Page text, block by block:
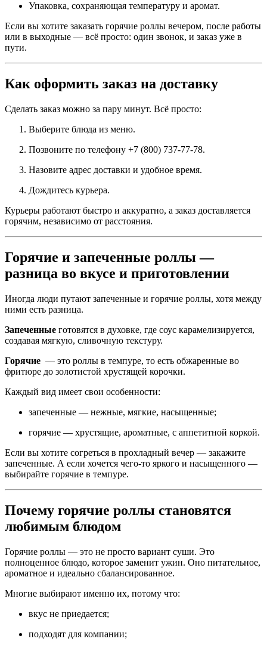
Упаковка, сохраняющая температуру и аромат.
Если вы хотите заказать горячие роллы вечером, после работы
или в выходные — всё просто: один звонок, и заказ уже в
пути.
Как оформить заказ на доставку
Сделать заказ можно за пару минут. Всё просто:
Выберите блюда из меню.
Позвоните по телефону +7 (800) 737-77-78.
Назовите адрес доставки и удобное время.
Дождитесь курьера.
Курьеры работают быстро и аккуратно, а заказ доставляется
горячим, независимо от расстояния.
Горячие и запеченные роллы —
разница во вкусе и приготовлении
Иногда люди путают запеченные и горячие роллы, хотя между
ними есть разница.
Запеченные готовятся в духовке, где соус карамелизируется,
создавая мягкую, сливочную текстуру.
Горячие — это роллы в темпуре, то есть обжаренные во
фритюре до золотистой хрустящей корочки.
Каждый вид имеет свои особенности:
запеченные — нежные, мягкие, насыщенные;
горячие — хрустящие, ароматные, с аппетитной коркой.
Если вы хотите согреться в прохладный вечер — закажите
запеченные. А если хочется чего-то яркого и насыщенного —
выбирайте горячие в темпуре.
Почему горячие роллы становятся
любимым блюдом
Горячие роллы — это не просто вариант суши. Это
полноценное блюдо, которое заменит ужин. Оно питательное,
ароматное и идеально сбалансированное.
Многие выбирают именно их, потому что:
вкус не приедается;
подходят для компании;